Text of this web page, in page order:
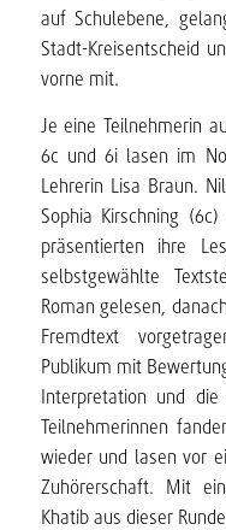
auf Schulebene,
Stadt-Kreisentscheid
vorne mit.
Je eine Teilnehmerin
6c und 6i lasen im
Lehrerin Lisa Braun.
Sophia Kirschning
präsentierten ihre
selbstgewählte
Roman gelesen,
Fremdtext
Publikum mit
Interpretation und
Teilnehmerinnen
wieder und lasen vor
Zuhörerschaft. Mit
Khatib aus dieser